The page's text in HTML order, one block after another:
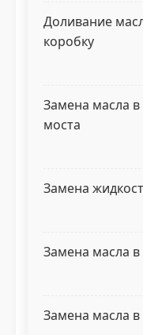
Доливание
коробку
Замена масла в
моста
Замена
Замена масла
Замена масла в